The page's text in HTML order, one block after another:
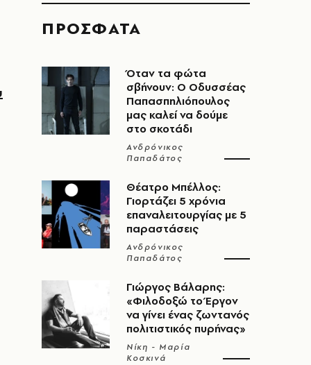
ΠΡΟΣΦΑΤΑ
Όταν τα φώτα
σβήνουν: Ο Οδυσσέας
Παπασπηλιόπουλος
μας καλεί να δούμε
στο σκοτάδι
Ανδρόνικος
Παπαδάτος
Θέατρο Μπέλλος:
Γιορτάζει 5 χρόνια
επαναλειτουργίας με 5
παραστάσεις
Ανδρόνικος
Παπαδάτος
Γιώργος Βάλαρης:
«Φιλοδοξώ το Έργον
να γίνει ένας ζωντανός
πολιτιστικός πυρήνας»
Νίκη - Μαρία
Κοσκινά